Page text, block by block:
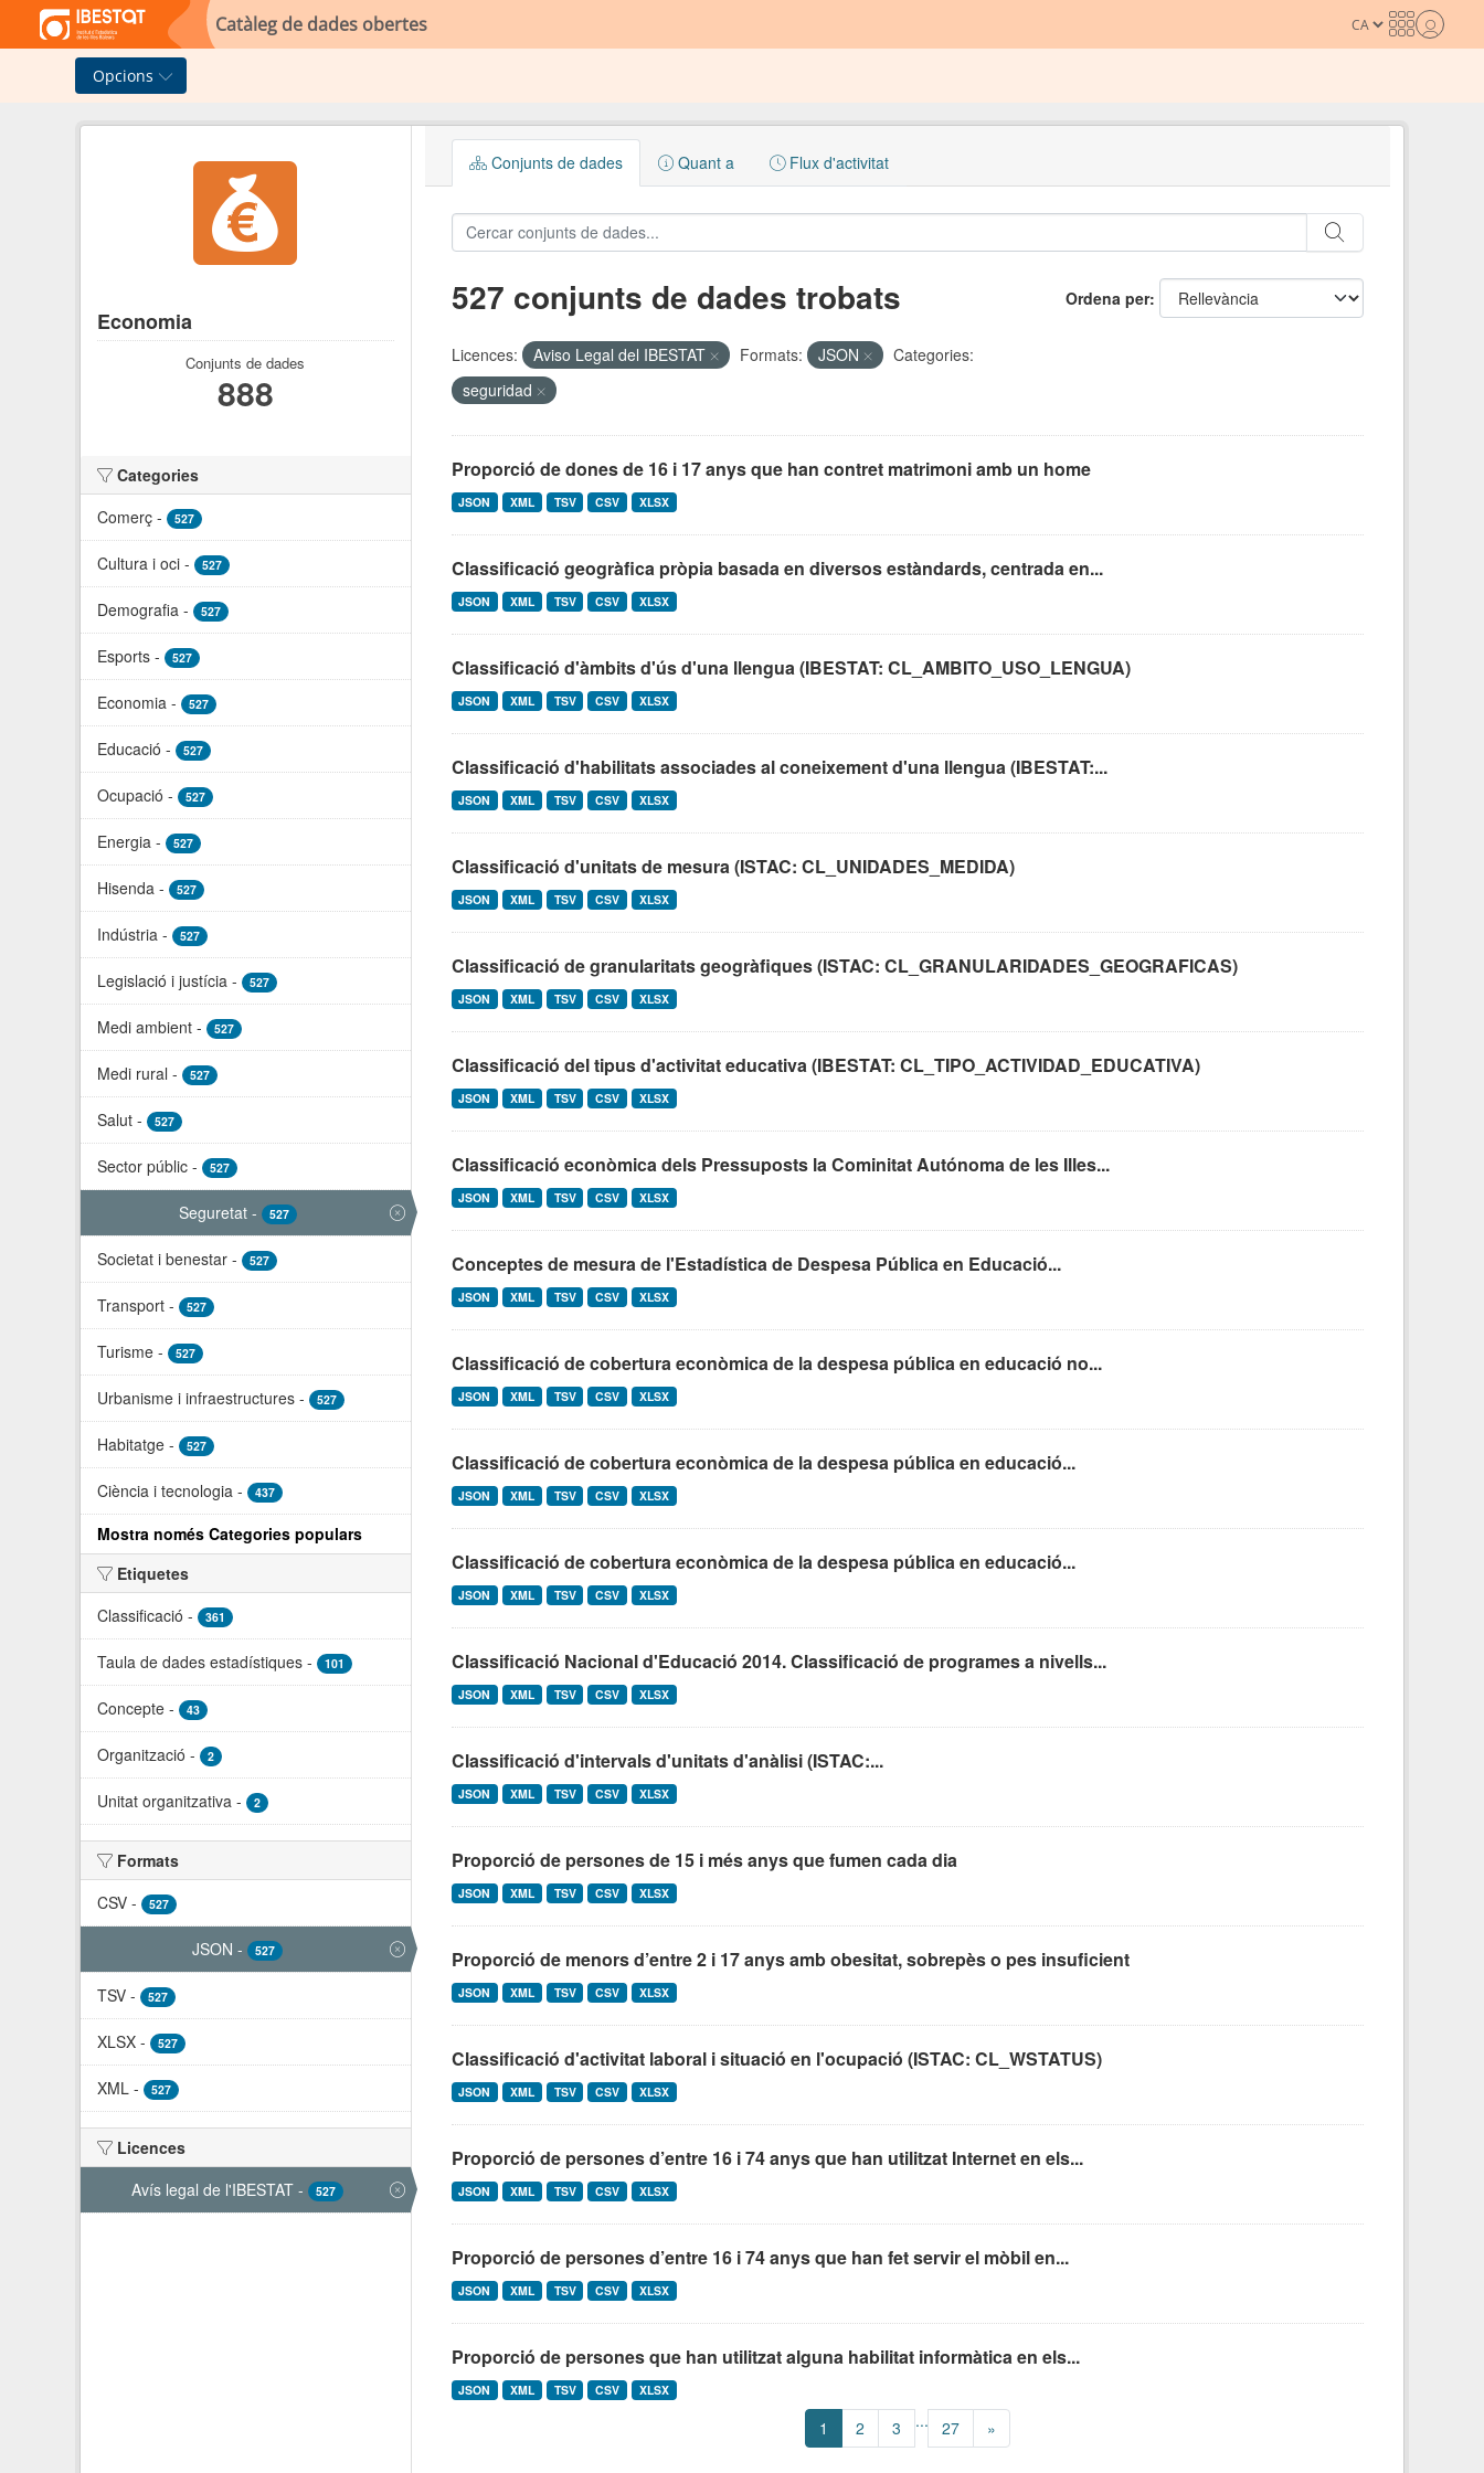
Skip to main content
Catàleg de dades obertes
Opcions
Economia
Conjunts de dades
888
Categories
Comerç - 527
Cultura i oci - 527
Demografia - 527
Esports - 527
Economia - 527
Educació - 527
Ocupació - 527
Energia - 527
Hisenda - 527
Indústria - 527
Legislació i justícia - 527
Medi ambient - 527
Medi rural - 527
Salut - 527
Sector públic - 527
Seguretat - 527
Societat i benestar - 527
Transport - 527
Turisme - 527
Urbanisme i infraestructures - 527
Habitatge - 527
Ciència i tecnologia - 437
Mostra només Categories populars
Etiquetes
Classificació - 361
Taula de dades estadístiques - 101
Concepte - 43
Organització - 2
Unitat organitzativa - 2
Formats
CSV - 527
JSON - 527
TSV - 527
XLSX - 527
XML - 527
Licences
Avís legal de l'IBESTAT - 527
Conjunts de dades Quant a Flux d'activitat
Ordena per
527 conjunts de dades trobats
Licences: Aviso Legal del IBESTAT Formats: JSON
Categories:
seguridad
Proporció de dones de 16 i 17 anys que han contret matrimoni amb un home
JSON XML TSV CSV XLSX
Classificació geogràfica pròpia basada en diversos estàndards, centrada en...
JSON XML TSV CSV XLSX
Classificació d'àmbits d'ús d'una llengua (IBESTAT: CL_AMBITO_USO_LENGUA)
JSON XML TSV CSV XLSX
Classificació d'habilitats associades al coneixement d'una llengua (IBESTAT:...
JSON XML TSV CSV XLSX
Classificació d'unitats de mesura (ISTAC: CL_UNIDADES_MEDIDA)
JSON XML TSV CSV XLSX
Classificació de granularitats geogràfiques (ISTAC: CL_GRANULARIDADES_GEOGRAFICAS)
JSON XML TSV CSV XLSX
Classificació del tipus d'activitat educativa (IBESTAT: CL_TIPO_ACTIVIDAD_EDUCATIVA)
JSON XML TSV CSV XLSX
Classificació econòmica dels Pressuposts la Cominitat Autónoma de les Illes...
JSON XML TSV CSV XLSX
Conceptes de mesura de l'Estadística de Despesa Pública en Educació...
JSON XML TSV CSV XLSX
Classificació de cobertura econòmica de la despesa pública en educació no...
JSON XML TSV CSV XLSX
Classificació de cobertura econòmica de la despesa pública en educació...
JSON XML TSV CSV XLSX
Classificació de cobertura econòmica de la despesa pública en educació...
JSON XML TSV CSV XLSX
Classificació Nacional d'Educació 2014. Classificació de programes a nivells...
JSON XML TSV CSV XLSX
Classificació d'intervals d'unitats d'anàlisi (ISTAC:...
JSON XML TSV CSV XLSX
Proporció de persones de 15 i més anys que fumen cada dia
JSON XML TSV CSV XLSX
Proporció de menors d’entre 2 i 17 anys amb obesitat, sobrepès o pes insuficient
JSON XML TSV CSV XLSX
Classificació d'activitat laboral i situació en l'ocupació (ISTAC: CL_WSTATUS)
JSON XML TSV CSV XLSX
Proporció de persones d’entre 16 i 74 anys que han utilitzat Internet en els...
JSON XML TSV CSV XLSX
Proporció de persones d’entre 16 i 74 anys que han fet servir el mòbil en...
JSON XML TSV CSV XLSX
Proporció de persones que han utilitzat alguna habilitat informàtica en els...
JSON XML TSV CSV XLSX
1 2 3 ... 27 »